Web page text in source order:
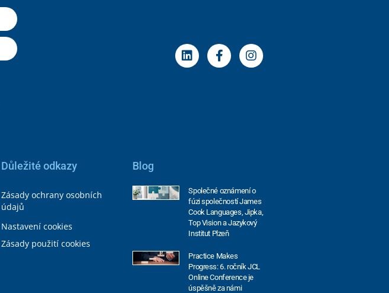
Důležité odkazy
Zásady ochrany osobních
údajů
Nastavení cookies
Zásady použití cookies
Blog
Společné oznámení o
fúzi společností James
Cook Languages, Jipka,
Top Vision a Jazykový
Institut Plzeň
Practice Makes
Progress: 6. ročník JCL
Online Conference je
úspěšně za námi